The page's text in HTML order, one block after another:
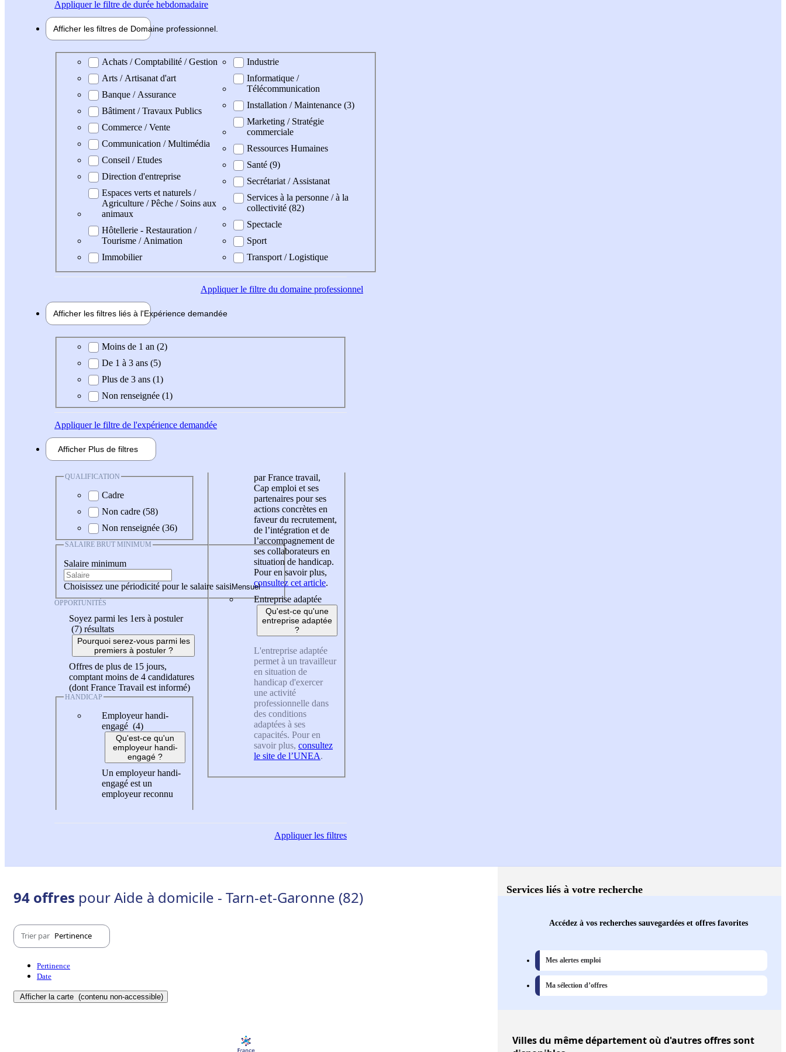
Appliquerle filtre de durée hebdomadaire
Afficher les filtres de Domaine professionnel
Domaine professionel
Achats / Comptabilité / Gestion
Arts / Artisanat d'art
Banque / Assurance
Bâtiment / Travaux Publics
Commerce / Vente
Communication / Multimédia
Conseil / Etudes
Direction d'entreprise
Espaces verts et naturels /
Agriculture / Pêche / Soins aux
animaux
Hôtellerie - Restauration /
Tourisme / Animation
Immobilier
Industrie
Informatique /
Télécommunication
Installation / Maintenance (3)
Marketing / Stratégie
commerciale
Ressources Humaines
Santé (9)
Secrétariat / Assistanat
Services à la personne / à la
collectivité (82)
Spectacle
Sport
Transport / Logistique
Appliquerle filtre du domaine professionnel
Afficher les filtres liés à l'Expérience demandée
Expérience demandée
Moins de 1 an (2)
De 1 à 3 ans (5)
Plus de 3 ans (1)
Non renseignée (1)
Appliquerle filtre de l'expérience demandée
Afficher Plus de filtres
QUALIFICATION
Cadre
Non cadre (58)
Non renseignée (36)
SALAIRE BRUT MINIMUM
Salaire minimum
Choisissez une périodicité pour le salaire saisi
OPPORTUNITÉS
Soyez parmi les 1ers à postuler
(7) résultats
Pourquoi serez-vous parmi les
premiers à postuler ?
Offres de plus de 15 jours,
comptant moins de 4 candidatures
(dont France Travail est informé)
HANDICAP
Employeur handi-
engagé (4)
Qu'est-ce qu'un
employeur handi-
engagé ?
Un employeur handi-
engagé est un
employeur reconnu
par France travail,
Cap emploi et ses
partenaires pour ses
actions concrètes en
faveur du recrutement,
de l’intégration et de
l’accompagnement de
ses collaborateurs en
situation de handicap.
Pour en savoir plus,
consultez cet article.
Entreprise adaptée
Qu'est-ce qu'une
entreprise adaptée
?
L'entreprise adaptée
permet à un travailleur
en situation de
handicap d'exercer
une activité
professionnelle dans
des conditions
adaptées à ses
capacités. Pour en
savoir plus, consultez
le site de l’UNEA.
Appliquerles filtres
94 offres pour Aide à domicile - Tarn-et-Garonne (82)
Trier par Pertinence
Pertinence
Date
Afficher la carte (contenu non-accessible)
Services liés à votre recherche
Accédez à vos recherches sauvegardées et offres favorites
Mes alertes emploi
Ma sélection d’offres
Villesdu même département où d'autres offres sont